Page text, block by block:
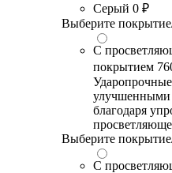
Серый 0 ₽
Выберите
С
покрытием
улучшенными
благодаря
Выберите
С